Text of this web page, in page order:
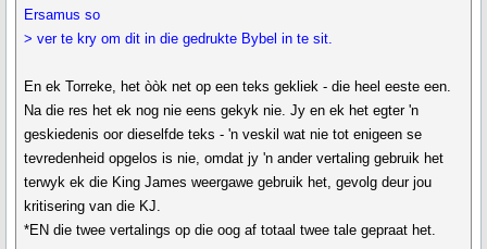
Ersamus so
> ver te kry om dit in die gedrukte Bybel in te sit.
En ek Torreke, het òòk net op een teks gekliek - die heel eeste een.
Na die res het ek nog nie eens gekyk nie. Jy en ek het egter 'n
geskiedenis oor dieselfde teks - 'n veskil wat nie tot enigeen se
tevredenheid opgelos is nie, omdat jy 'n ander vertaling gebruik het
terwyk ek die King James weergawe gebruik het, gevolg deur jou
kritisering van die KJ.
*EN die twee vertalings op die oog af totaal twee tale gepraat het.